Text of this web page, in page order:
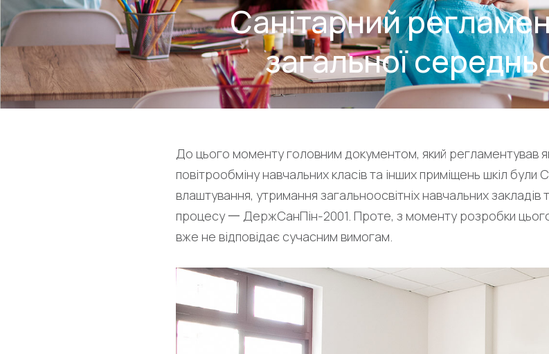
Санітарний
загальної
До цього моменту головним документом, який регламентував
повітрообміну навчальних класів та інших приміщень шкіл були
влаштування, утримання загальноосвітніх навчальних закладів
процесу 一 ДержСанПін-2001. Проте, з моменту розробки цього
вже не відповідає сучасним вимогам.